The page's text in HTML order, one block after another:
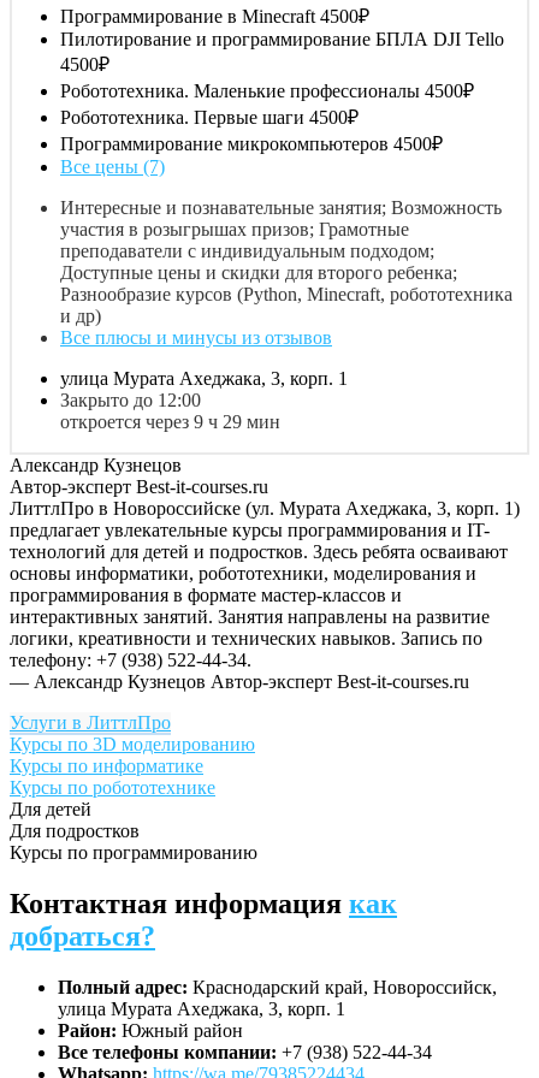
Программирование в Minecraft 4500₽
Пилотирование и программирование БПЛА DJI Tello
4500₽
Робототехника. Маленькие профессионалы 4500₽
Робототехника. Первые шаги 4500₽
Программирование микрокомпьютеров 4500₽
Все цены (7)
Интересные и познавательные занятия; Возможность
участия в розыгрышах призов; Грамотные
преподаватели с индивидуальным подходом;
Доступные цены и скидки для второго ребенка;
Разнообразие курсов (Python, Minecraft, робототехника
и др)
Все плюсы и минусы из отзывов
улица Мурата Ахеджака, 3, корп. 1
Закрыто до 12:00
откроется через 9 ч 29 мин
Александр Кузнецов
Автор-эксперт Best-it-courses.ru
ЛиттлПро в Новороссийске (ул. Мурата Ахеджака, 3, корп. 1)
предлагает увлекательные курсы программирования и IT-
технологий для детей и подростков. Здесь ребята осваивают
основы информатики, робототехники, моделирования и
программирования в формате мастер-классов и
интерактивных занятий. Занятия направлены на развитие
логики, креативности и технических навыков. Запись по
телефону: +7 (938) 522-44-34.
— Александр Кузнецов Автор-эксперт Best-it-courses.ru
Услуги в ЛиттлПро
Курсы по 3D моделированию
Курсы по информатике
Курсы по робототехнике
Для детей
Для подростков
Курсы по программированию
Контактная информация как
добраться?
Полный адрес: Краснодарский край, Новороссийск,
улица Мурата Ахеджака, 3, корп. 1
Район: Южный район
Все телефоны компании: +7 (938) 522-44-34
Whatsapp: https://wa.me/79385224434